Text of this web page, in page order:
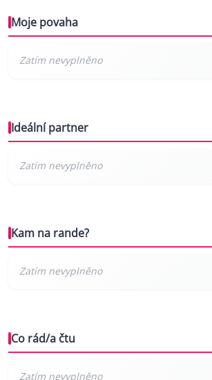
Moje povaha
Ideální partner
Kam na rande?
Co rád/a čtu